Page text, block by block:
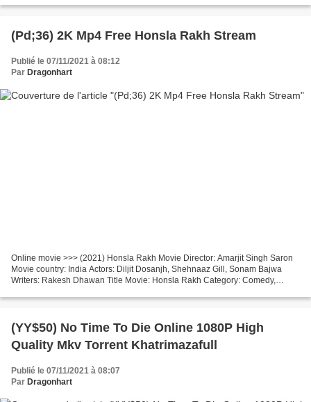
(Pd;36) 2K Mp4 Free Honsla Rakh Stream
Publié le 07/11/2021 à 08:12
Par Dragonhart
Online movie >>> (2021) Honsla Rakh Movie Director: Amarjit Singh Saron
Movie country: India Actors: Diljit Dosanjh, Shehnaaz Gill, Sonam Bajwa
Writers: Rakesh Dhawan Title Movie: Honsla Rakh Category: Comedy,
(YY$50) No Time To Die Online 1080P High
Quality Mkv Torrent Khatrimazafull
Publié le 07/11/2021 à 08:07
Par Dragonhart